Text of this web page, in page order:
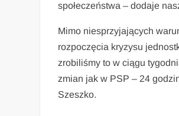
społeczeństwa – dodaje
Mimo niesprzyjających
rozpoczęcia kryzysu
zrobiliśmy to w ciągu
zmian jak w PSP – 24
Szeszko.